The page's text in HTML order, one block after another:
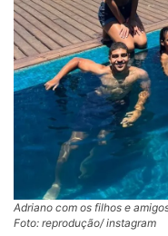
Adriano com os filhos e
Foto: reprodução/ instagram